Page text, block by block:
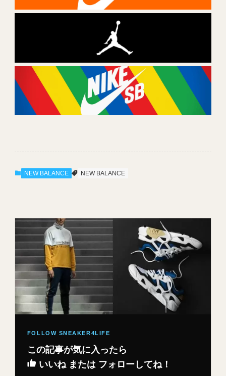
NEW BALANCE NEW BALANCE
この記事が気に入ったら
いいね または フォローしてね！